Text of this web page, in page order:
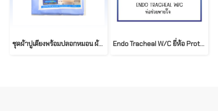
ชุดผ้าปูเตียงพร้อมปลอกหมอน ผ้าผสมคอตตอน T02-NC รุ่นมาตราฐาน 90x200cm Endo Tracheal W/C ยี่ห้อ Protech